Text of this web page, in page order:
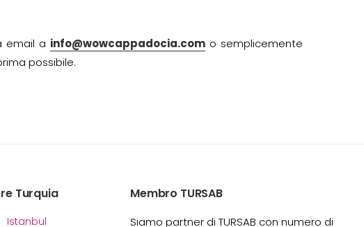
email a info@wowcappadocia.com o semplicemente
possibile.
Turquia
Istanbul
Membro TURSAB
Siamo partner di TURSAB con numero di